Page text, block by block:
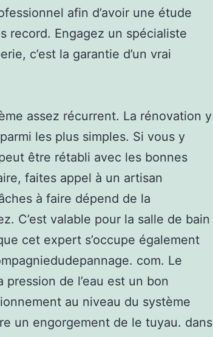
afin d’avoir une étude
record. Engagez un spécialiste
c’est la garantie d’un vrai
assez récurrent. La rénovation y
les plus simples. Si vous y
être rétabli avec les bonnes
faites appel à un artisan
à faire dépend de la
C’est valable pour la salle de bain
cet expert s’occupe également
com. Le
de l’eau est un bon
au niveau du système
un engorgement de le tuyau. dans